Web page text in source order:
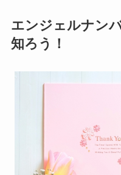
エンジェルナン
知ろう！